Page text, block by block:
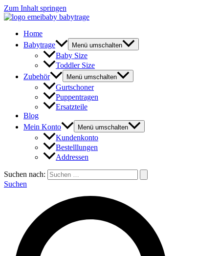
Zum Inhalt springen
Home
Babytrage
Menü umschalten
Baby Size
Toddler Size
Zubehör
Menü umschalten
Gurtschoner
Puppentragen
Ersatzteile
Blog
Mein Konto
Menü umschalten
Kundenkonto
Bestelllungen
Addressen
Suchen nach:
Suchen